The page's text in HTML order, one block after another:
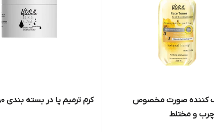
کننده صورت مخصوص
و مختلط
کرم ترمیم پا در بسته بندی ۱۸۰ میل